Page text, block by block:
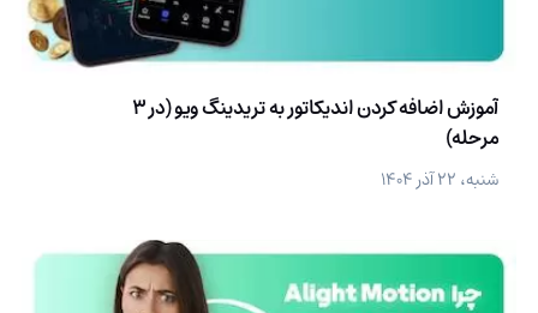
آموزش اضافه کردن اندیکاتور به تریدینگ ویو (در 3
مرحله)
شنبه، ۲۲ آذر ۱۴۰۴